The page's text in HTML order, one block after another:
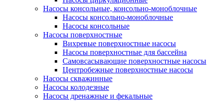
Насосы консольные, консольно-моноблочные
Насосы консольно-моноблочные
Насосы консольные
Насосы поверхностные
Вихревые поверхностные насосы
Насосы поверхностные для бассейна
Самовсасывающие поверхностные насосы
Центробежные поверхностные насосы
Насосы скважинные
Насосы колодезные
Насосы дренажные и фекальные